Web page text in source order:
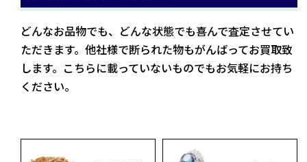
どんなお品物でも、どんな状態でも喜んで査定させてい
ただきます。他社様で断られた物もがんばってお買取致
します。こちらに載っていないものでもお気軽にお持ち
ください。